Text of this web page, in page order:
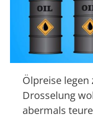
Ölpreise legen
Drosselung
abermals